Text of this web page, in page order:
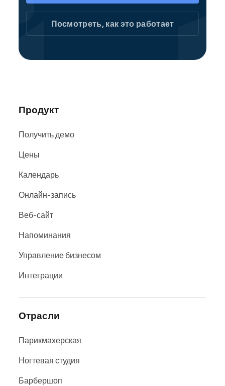
системах и на сайтах, включая
Google
Посмотреть, как это работает
Продукт
Получить демо
Цены
Календарь
Онлайн-запись
Веб-сайт
Напоминания
Управление бизнесом
Интеграции
Отрасли
Парикмахерская
Ногтевая студия
Барбершоп